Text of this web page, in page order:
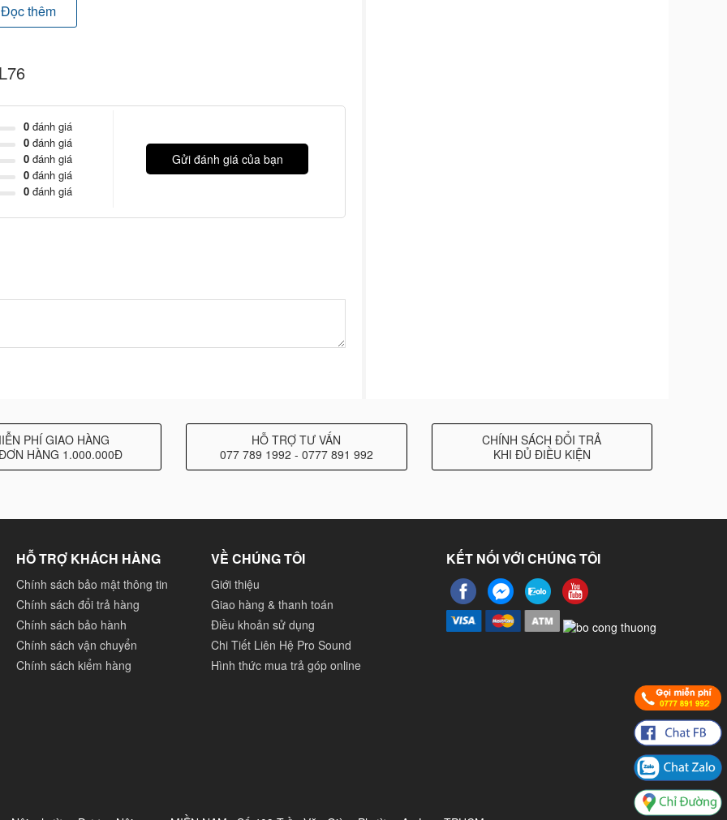
in)
Đọc thêm
0đánh giá
0đánh giá
0đánh giá
0đánh giá
0đánh giá
Gửi đánh giá của bạn
PHÍ GIAO HÀNG
HÀNG 1.000.000Đ
HỖ TRỢ TƯ VẤN
077 789 1992 - 0777 891 992
CHÍNH SÁCH ĐỔI TRẢ
KHI ĐỦ ĐIỀU KIỆN
HỖ TRỢ KHÁCH HÀNG
Chính sách bảo mật thông tin
Chính sách đổi trả hàng
Chính sách bảo hành
Chính sách vận chuyển
Chính sách kiểm hàng
VỀ CHÚNG TÔI
Giới thiệu
Giao hàng & thanh toán
Điều khoản sử dụng
Chi Tiết Liên Hệ Pro Sound
Hình thức mua trả góp online
KẾT NỐI VỚI CHÚNG TÔI